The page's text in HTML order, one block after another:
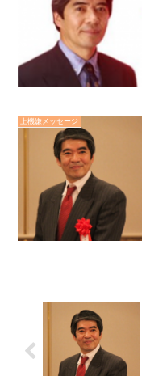
上機嫌メッセージ